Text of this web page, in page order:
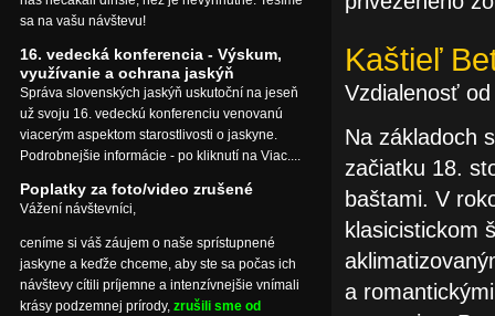
Kaštieľ
Vzdialenosť
Na základoch
začiatku 18.
baštami. V
klasicistickom
a
sa na vašu návštevu!
16. vedecká konferencia - Výskum,
využívanie a ochrana jaskýň
Správa slovenských jaskýň uskutoční na jeseň
už svoju 16. vedeckú konferenciu venovanú
viacerým aspektom starostlivosti o jaskyne.
Podrobnejšie informácie - po kliknutí na Viac....
Poplatky za foto/video zrušené
Vážení návštevníci,
ceníme si váš záujem o naše sprístupnené
jaskyne a keďže chceme, aby ste sa počas ich
návštevy cítili príjemne a intenzívnejšie vnímali
krásy podzemnej prírody, zrušili sme od